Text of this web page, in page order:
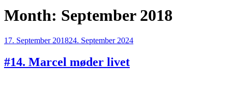
Month: September 2018
Posted
17. September 201824. September 2024
#14. Marcel møder livet